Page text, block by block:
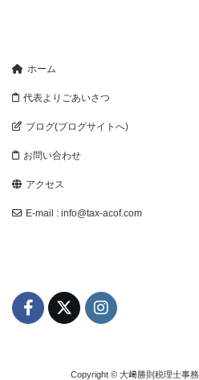
ホーム
代表よりごあいさつ
ブログ(ブログサイトへ)
お問い合わせ
アクセス
E-mail : info@tax-acof.com
Copyright © 大﨑勝則税理士事